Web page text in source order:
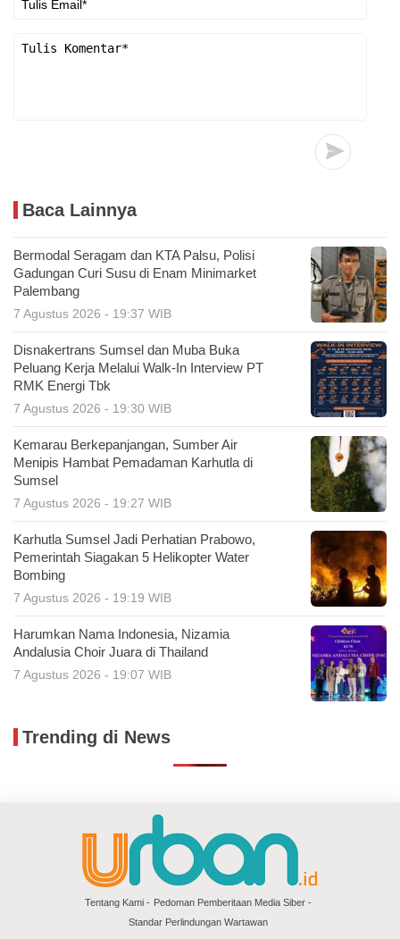
Baca Lainnya
Bermodal Seragam dan KTA Palsu, Polisi
Gadungan Curi Susu di Enam Minimarket
Palembang
7 Agustus 2026 - 19:37 WIB
Disnakertrans Sumsel dan Muba Buka
Peluang Kerja Melalui Walk-In Interview PT
RMK Energi Tbk
7 Agustus 2026 - 19:30 WIB
Kemarau Berkepanjangan, Sumber Air
Menipis Hambat Pemadaman Karhutla di
Sumsel
7 Agustus 2026 - 19:27 WIB
Karhutla Sumsel Jadi Perhatian Prabowo,
Pemerintah Siagakan 5 Helikopter Water
Bombing
7 Agustus 2026 - 19:19 WIB
Harumkan Nama Indonesia, Nizamia
Andalusia Choir Juara di Thailand
7 Agustus 2026 - 19:07 WIB
Trending di News
Tentang Kami
Pedoman Pemberitaan Media Siber
Standar Perlindungan Wartawan